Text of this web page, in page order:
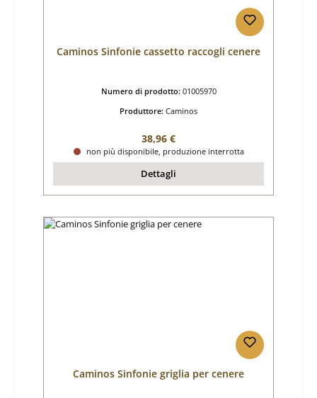
Caminos Sinfonie cassetto raccogli cenere
Numero di prodotto: 01005970
Produttore: Caminos
Prezzo normale:
38,96 €
non più disponibile, produzione interrotta
Dettagli
Caminos Sinfonie griglia per cenere